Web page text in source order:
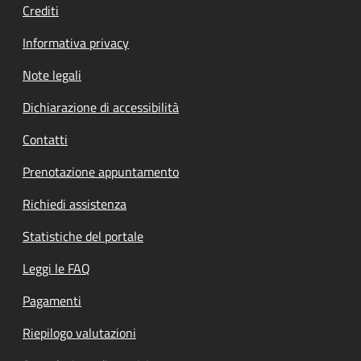
Crediti
Informativa privacy
Note legali
Dichiarazione di accessibilità
Contatti
Prenotazione appuntamento
Richiedi assistenza
Statistiche del portale
Leggi le FAQ
Pagamenti
Riepilogo valutazioni